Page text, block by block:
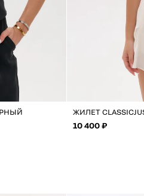
ЖИЛЕТ
10 400 ₽